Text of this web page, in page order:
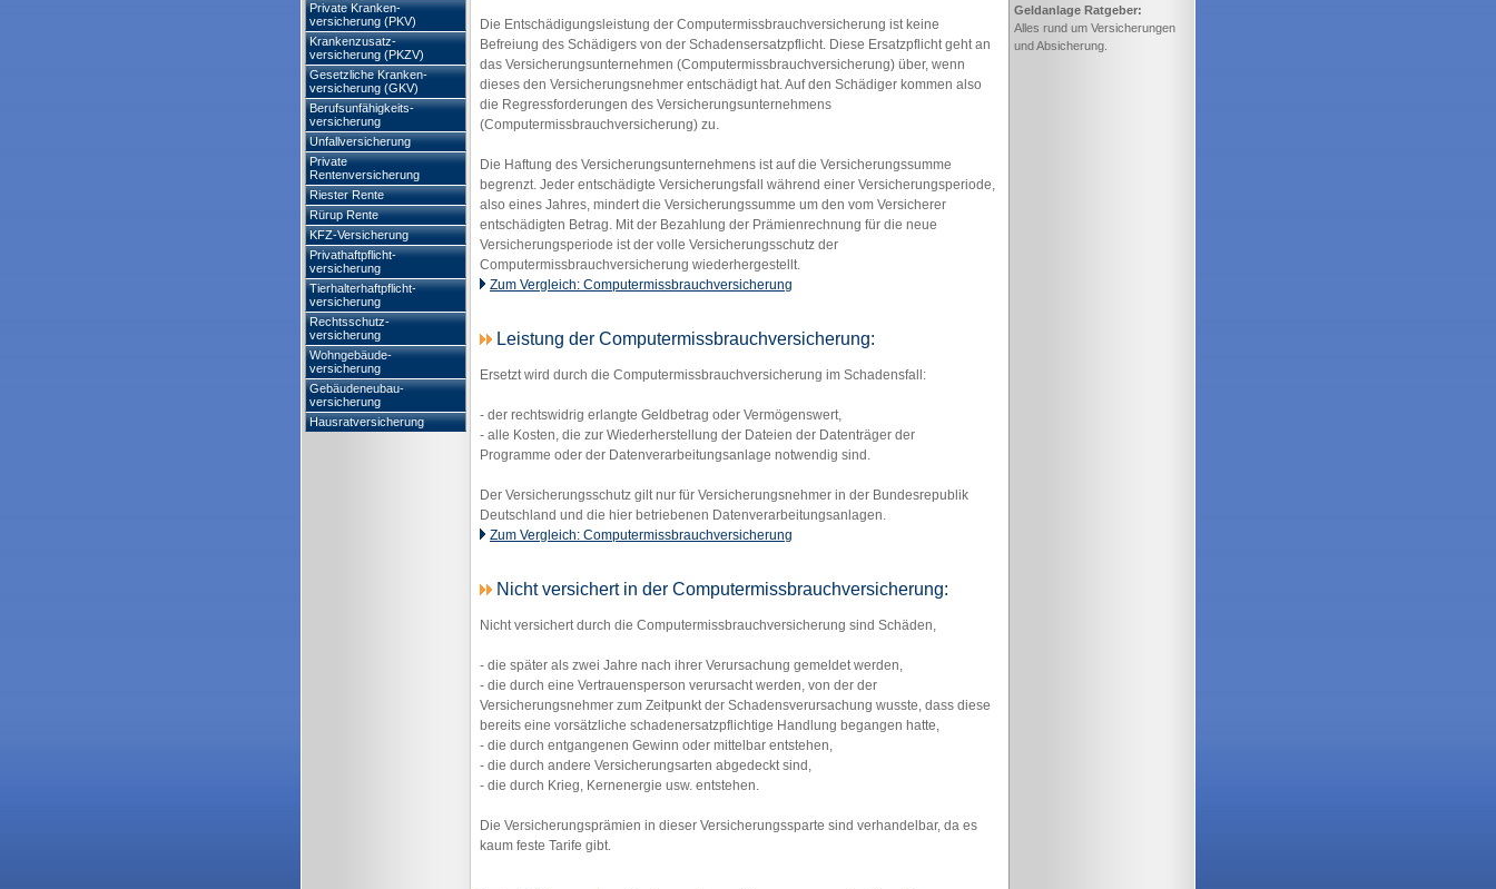
Private Kranken-
versicherung (PKV)
Krankenzusatz-
versicherung (PKZV)
Gesetzliche Kranken-
versicherung (GKV)
Berufsunfähigkeits-
versicherung
Unfallversicherung
Private
Rentenversicherung
Riester Rente
Rürup Rente
KFZ-Versicherung
Privathaftpflicht-
versicherung
Tierhalterhaftpflicht-
versicherung
Rechtsschutz-
versicherung
Wohngebäude-
versicherung
Gebäudeneubau-
versicherung
Hausratversicherung
Die Entschädigungsleistung der Computermissbrauchversicherung ist keine
Befreiung des Schädigers von der Schadensersatzpflicht. Diese Ersatzpflicht geht an
das Versicherungsunternehmen (Computermissbrauchversicherung) über, wenn
dieses den Versicherungsnehmer entschädigt hat. Auf den Schädiger kommen also
die Regressforderungen des Versicherungsunternehmens
(Computermissbrauchversicherung) zu.
Die Haftung des Versicherungsunternehmens ist auf die Versicherungssumme
begrenzt. Jeder entschädigte Versicherungsfall während einer Versicherungsperiode,
also eines Jahres, mindert die Versicherungssumme um den vom Versicherer
entschädigten Betrag. Mit der Bezahlung der Prämienrechnung für die neue
Versicherungsperiode ist der volle Versicherungsschutz der
Computermissbrauchversicherung wiederhergestellt.
Zum Vergleich: Computermissbrauchversicherung
Leistung der Computermissbrauchversicherung:
Ersetzt wird durch die Computermissbrauchversicherung im Schadensfall:
- der rechtswidrig erlangte Geldbetrag oder Vermögenswert,
- alle Kosten, die zur Wiederherstellung der Dateien der Datenträger der
Programme oder der Datenverarbeitungsanlage notwendig sind.
Der Versicherungsschutz gilt nur für Versicherungsnehmer in der Bundesrepublik
Deutschland und die hier betriebenen Datenverarbeitungsanlagen.
Zum Vergleich: Computermissbrauchversicherung
Nicht versichert in der Computermissbrauchversicherung:
Nicht versichert durch die Computermissbrauchversicherung sind Schäden,
- die später als zwei Jahre nach ihrer Verursachung gemeldet werden,
- die durch eine Vertrauensperson verursacht werden, von der der
Versicherungsnehmer zum Zeitpunkt der Schadensverursachung wusste, dass diese
bereits eine vorsätzliche schadenersatzpflichtige Handlung begangen hatte,
- die durch entgangenen Gewinn oder mittelbar entstehen,
- die durch andere Versicherungsarten abgedeckt sind,
- die durch Krieg, Kernenergie usw. entstehen.
Die Versicherungsprämien in dieser Versicherungssparte sind verhandelbar, da es
kaum feste Tarife gibt.
Geldanlage Ratgeber:
Alles rund um Versicherungen
und Absicherung.